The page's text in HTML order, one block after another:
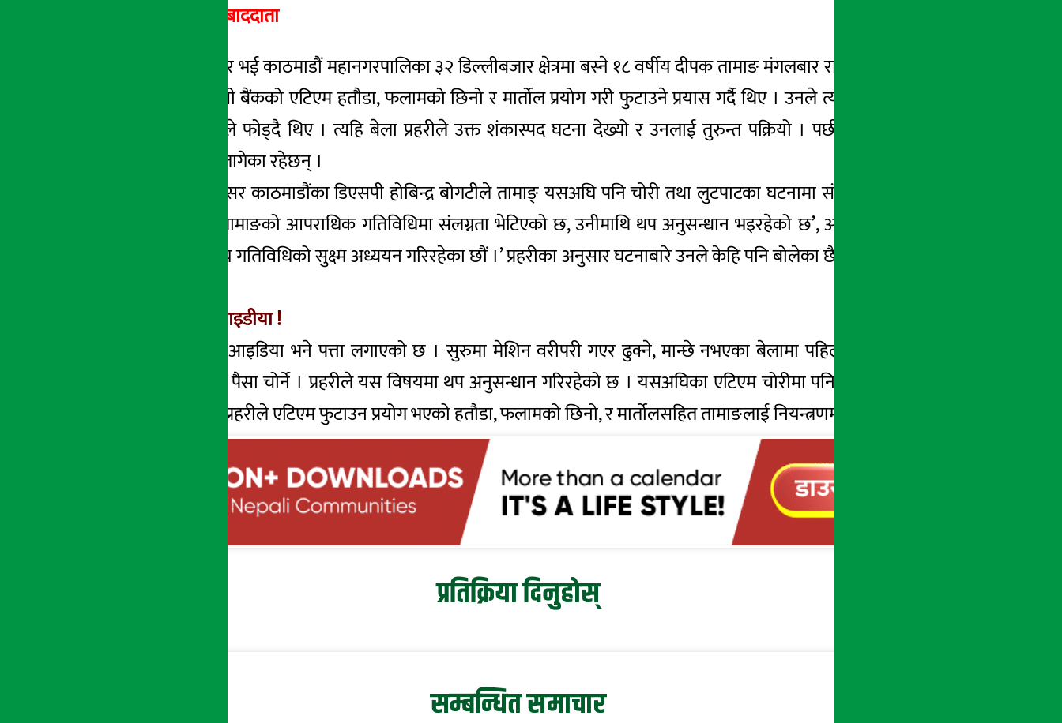
अर्थ सरोकार सम्बाददाता
काठमाडौँ- रामेछाप घर भई काठमाडौं महानगरपालिका ३२ डिल्लीबजार क्षेत्रमा बस्ने १८ वर्षीय दीपक तामाङ मंगलबार राती करिब १० बजेको समयमा
तीनकुनेस्थित एनसीसी बैंकको एटिएम हतौडा, फलामको छिनो र मार्तोल प्रयोग गरी फुटाउने प्रयास गर्दै थिए । उनले त्यहाँ रहेको सीसीटिभी फुटाएर
एटिएम मेशिन हतौडाले फोड्दै थिए । त्यहि बेला प्रहरीले उक्त शंकास्पद घटना देख्यो र उनलाई तुरुन्त पक्रियो । पछी थाहा भयो कि उनी एटिएम
मेशिनबाट पैसा चोर्न लागेका रहेछन् ।
महानगरीय प्रहरी परीसर काठमाडौंका डिएसपी होबिन्द्र बोगटीले तामाङ् यसअघि पनि चोरी तथा लुटपाटका घटनामा संलग्न रहेको देखिएको बताए ।
‘यसभन्दा अघि पनि तामाङको आपराधिक गतिविधिमा संलग्नता भेटिएको छ, उनीमाथि थप अनुसन्धान भइरहेको छ’, अर्थ सरोकार डटकमसँग उनले
भने, ‘सीसीटिभी र अन्य गतिविधिको सुक्ष्म अध्ययन गरिरहेका छौं ।’ प्रहरीका अनुसार घटनाबारे उनले केहि पनि बोलेका छैनन् । उनलाई बकाउने प्रयास
यस्तो रहेछ चोरीको आइडीया !
यता प्रहरीले चोरीको आइडिया भने पत्ता लगाएको छ । सुरुमा मेशिन वरीपरी गएर ढुक्ने, मान्छे नभएका बेलामा पहिला सीसीटिभी फुटाउने अनित
यसपछि मेशिन फोरेर पैसा चोर्ने । प्रहरीले यस विषयमा थप अनुसन्धान गरिरहेको छ । यसअघिका एटिएम चोरीमा पनि तामाङको संलग्नता हुनसक्ने
प्रहरीको आशंका छ। प्रहरीले एटिएम फुटाउन प्रयोग भएको हतौडा, फलामको छिनो, र मार्तोलसहित तामाङलाई नियन्त्रणमा लिएको थियो ।
प्रतिक्रिया दिनुहोस्
सम्बन्धित समाचार